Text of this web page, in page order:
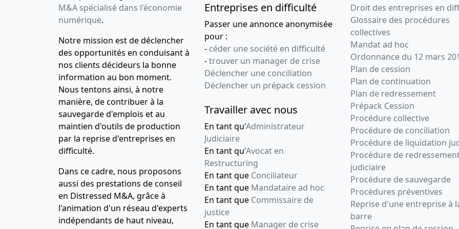
M&A spécialisé dans l'économie
numérique.
Notre mission est de déclencher
des opportunités en conduisant à
nos clients décideurs la bonne
information au bon moment.
Nous tentons ainsi, à notre
manière, de contribuer à la
sauvegarde d'emplois et au
maintien d'outils de production
par la reprise d'entreprises en
difficulté.
Dans ce cadre, nous proposons
aussi des prestations de conseil
en Distressed M&A, grâce à
l'animation d'un réseau d'experts
indépendants de haut niveau,
Entreprises en difficulté
Passer une annonce anonymisée
pour :
- céder une société en difficulté
-trouver un manager de crise
Déclencher une conciliation
Déclencher un prépack cession
Travailler avec nous
En tant qu'Administrateur
Judiciaire
En tant qu'Avocat en
Restructuring
En tant que Conciliateur
En tant que Mandataire ad hoc
En tant que Commissaire de
justice
En tant que Manager de crise
Droit des entreprises en
Glossaire des procédures
collectives
Mandat ad hoc
Ordonnance du 12 mars
Plan de cession
Plan de continuation
Plan de redressement
Prépack Cession
Procédure collective
Procédure de conciliation
Procédure de liquidation
Procédure de
judiciaire
Procédure de sauvegarde
Procédures préventives
Reprise d'une entreprise à
barre